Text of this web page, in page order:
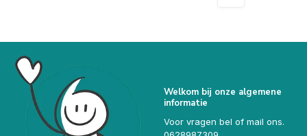
Welkom bij onze algemene
informatie
Voor vragen bel of mail ons.